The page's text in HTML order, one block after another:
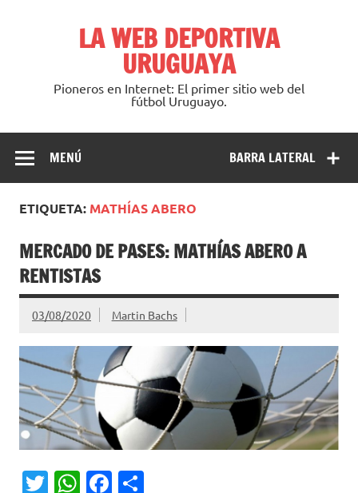
LA WEB DEPORTIVA
URUGUAYA
Pioneros en Internet: El primer sitio web del
fútbol Uruguayo.
BARRA LATERAL
MENÚ
ETIQUETA: MATHÍAS ABERO
MERCADO DE PASES: MATHÍAS ABERO A
RENTISTAS
03/08/2020 Martin Bachs
T
W Fa